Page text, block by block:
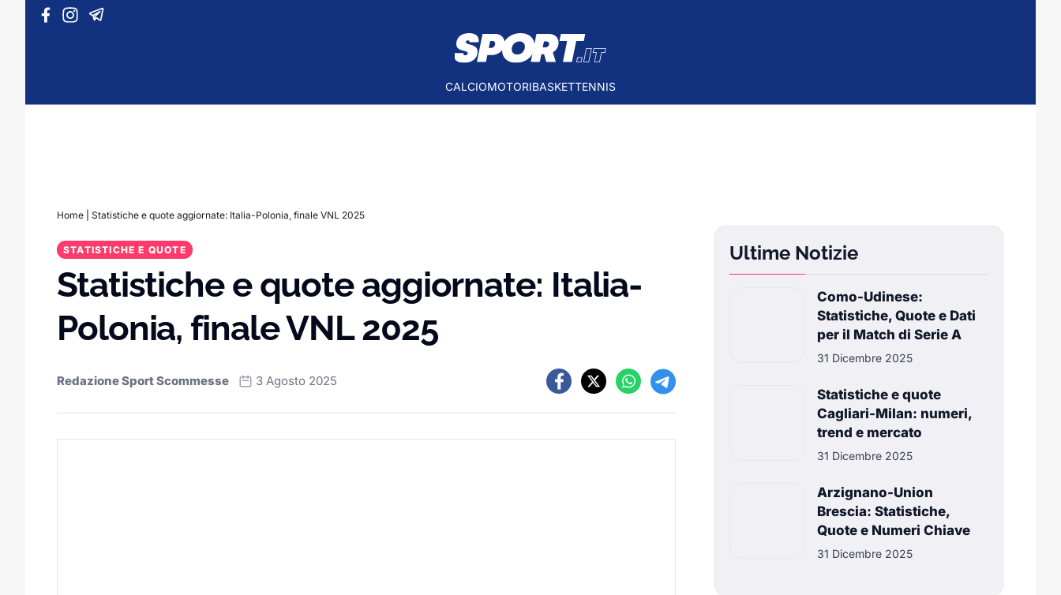
Vai al contenuto
CALCIOMOTORIBASKETTENNIS
Home Statistiche e quote aggiornate: Italia-Polonia, finale VNL 2025
STATISTICHE E QUOTE
Statistiche e quote aggiornate: Italia-
Polonia, finale VNL 2025
Redazione Sport Scommesse 3 Agosto 2025
Ultime Notizie
Como-Udinese:
Statistiche, Quote e Dati
per il Match di Serie A
31 Dicembre 2025
Statistiche e quote
Cagliari-Milan: numeri,
trend e mercato
31 Dicembre 2025
Arzignano-Union
Brescia: Statistiche,
Quote e Numeri Chiave
31 Dicembre 2025